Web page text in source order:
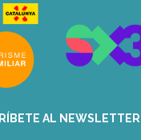
AL NEWSLETTER